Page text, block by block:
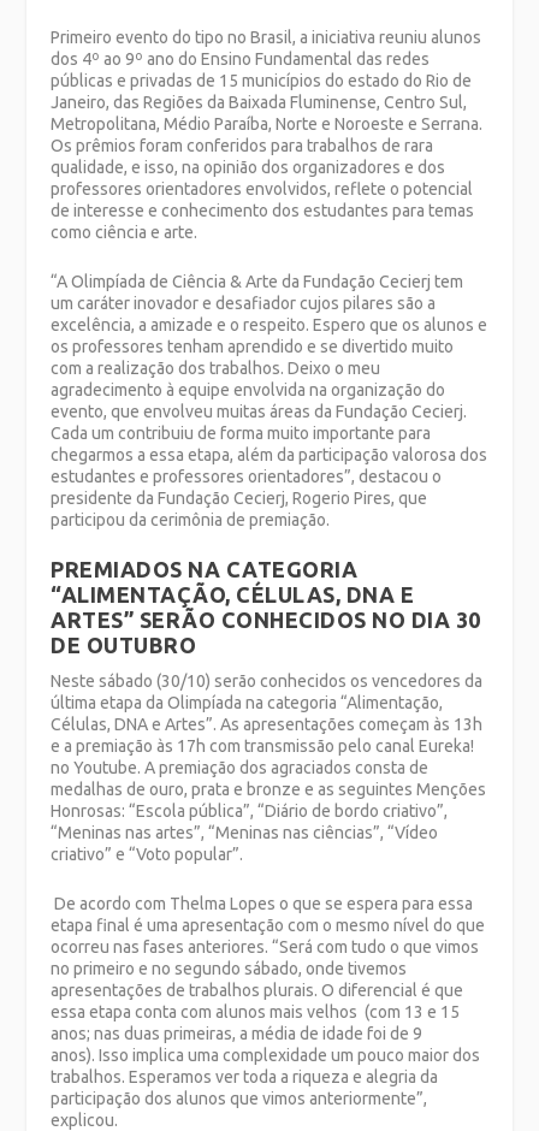
Primeiro evento do tipo no Brasil, a iniciativa reuniu alunos
dos 4º ao 9º ano do Ensino Fundamental das redes
públicas e privadas de 15 municípios do estado do Rio de
Janeiro, das Regiões da Baixada Fluminense, Centro Sul,
Metropolitana, Médio Paraíba, Norte e Noroeste e Serrana.
Os prêmios foram conferidos para trabalhos de rara
qualidade, e isso, na opinião dos organizadores e dos
professores orientadores envolvidos, reflete o potencial
de interesse e conhecimento dos estudantes para temas
como ciência e arte.
“A Olimpíada de Ciência & Arte da Fundação Cecierj tem
um caráter inovador e desafiador cujos pilares são a
excelência, a amizade e o respeito. Espero que os alunos e
os professores tenham aprendido e se divertido muito
com a realização dos trabalhos. Deixo o meu
agradecimento à equipe envolvida na organização do
evento, que envolveu muitas áreas da Fundação Cecierj.
Cada um contribuiu de forma muito importante para
chegarmos a essa etapa, além da participação valorosa dos
estudantes e professores orientadores”, destacou o
presidente da Fundação Cecierj, Rogerio Pires, que
participou da cerimônia de premiação.
PREMIADOS NA CATEGORIA
“ALIMENTAÇÃO, CÉLULAS, DNA E
ARTES” SERÃO CONHECIDOS NO DIA 30
DE OUTUBRO
Neste sábado (30/10) serão conhecidos os vencedores da
última etapa da Olimpíada na categoria “Alimentação,
Células, DNA e Artes”. As apresentações começam às 13h
e a premiação às 17h com transmissão pelo canal Eureka!
no Youtube. A premiação dos agraciados consta de
medalhas de ouro, prata e bronze e as seguintes Menções
Honrosas: “Escola pública”, “Diário de bordo criativo”,
“Meninas nas artes”, “Meninas nas ciências”, “Vídeo
criativo” e “Voto popular”.
De acordo com Thelma Lopes o que se espera para essa
etapa final é uma apresentação com o mesmo nível do que
ocorreu nas fases anteriores. “Será com tudo o que vimos
no primeiro e no segundo sábado, onde tivemos
apresentações de trabalhos plurais. O diferencial é que
essa etapa conta com alunos mais velhos (com 13 e 15
anos; nas duas primeiras, a média de idade foi de 9
anos).Isso implica uma complexidade um pouco maior dos
trabalhos. Esperamos ver toda a riqueza e alegria da
participação dos alunos que vimos anteriormente”,
explicou.